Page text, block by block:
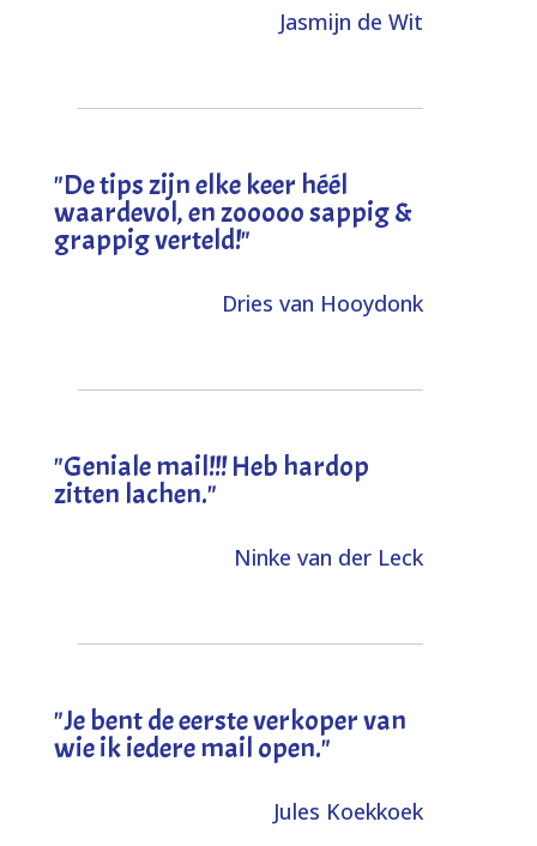
Jasmijn de Wit
"De tips zijn elke keer héél
waardevol, en zooooo sappig &
grappig verteld!"
Dries van Hooydonk
"Geniale mail!!! Heb hardop
zitten lachen."
Ninke van der Leck
"Je bent de eerste verkoper van
wie ik iedere mail open."
Jules Koekkoek